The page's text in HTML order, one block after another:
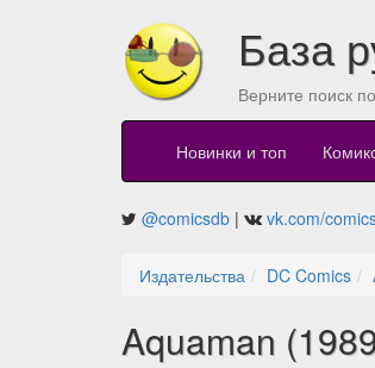
База
Верните поиск
Новинки и топ
@comicsdb | vk.com/
Издательства DC Comics
Aquaman